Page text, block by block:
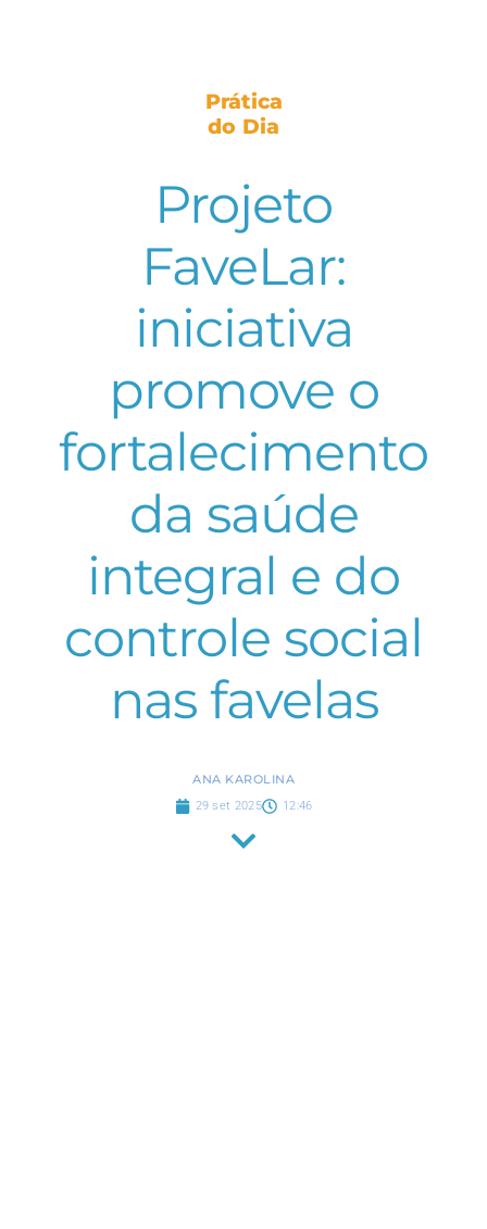
Prática
do Dia
Projeto
FaveLar:
iniciativa
promove o
fortalecimento
da saúde
integral e do
controle social
nas favelas
ANA KAROLINA
29 set 2025 12:46